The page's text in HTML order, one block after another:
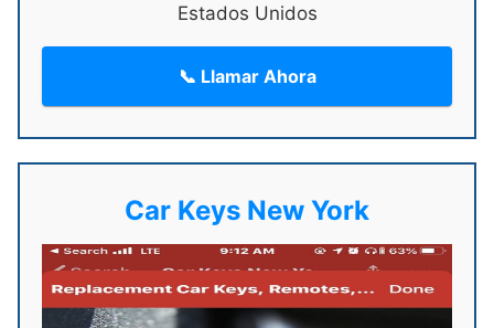
Estados Unidos
📞 Llamar Ahora
Car Keys New York